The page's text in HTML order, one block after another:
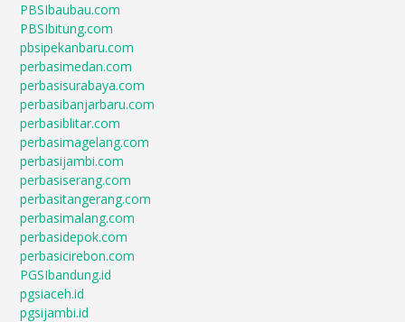
PBSIbaubau.com
PBSIbitung.com
pbsipekanbaru.com
perbasimedan.com
perbasisurabaya.com
perbasibanjarbaru.com
perbasiblitar.com
perbasimagelang.com
perbasijambi.com
perbasiserang.com
perbasitangerang.com
perbasimalang.com
perbasidepok.com
perbasicirebon.com
PGSIbandung.id
pgsiaceh.id
pgsijambi.id